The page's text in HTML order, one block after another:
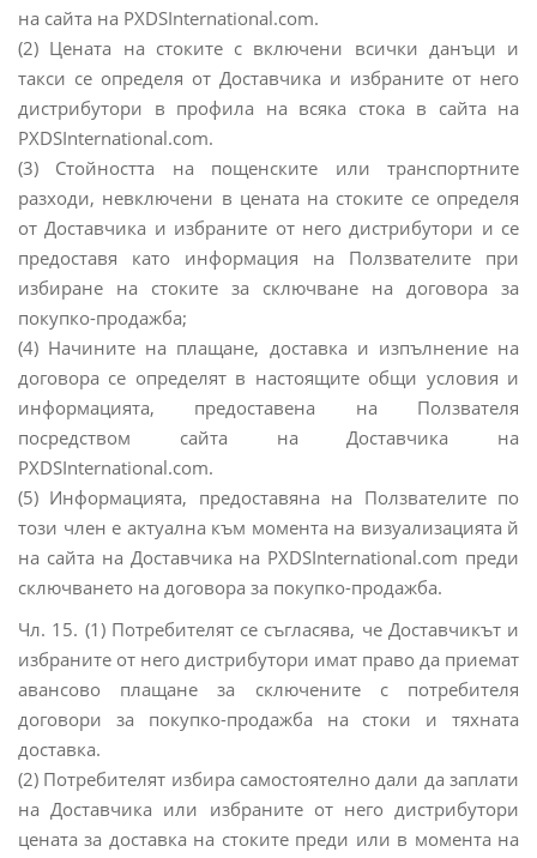
на сайта на PXDSInternational.com.
(2) Цената на стоките с включени всички данъци и
такси се определя от Доставчика и избраните от него
дистрибутори в профила на всяка стока в сайта на
PXDSInternational.com.
(3) Стойността на пощенските или транспортните
разходи, невключени в цената на стоките се определя
от Доставчика и избраните от него дистрибутори и се
предоставя като информация на Ползвателите при
избиране на стоките за сключване на договора за
покупко-продажба;
(4) Начините на плащане, доставка и изпълнение на
договора се определят в настоящите общи условия и
информацията, предоставена на Ползвателя
посредством сайта на Доставчика на
PXDSInternational.com.
(5) Информацията, предоставяна на Ползвателите по
този член е актуална към момента на визуализацията й
на сайта на Доставчика на PXDSInternational.com преди
сключването на договора за покупко-продажба.
Чл. 15. (1) Потребителят се съгласява, че Доставчикът и
избраните от него дистрибутори имат право да приемат
авансово плащане за сключените с потребителя
договори за покупко-продажба на стоки и тяхната
доставка.
(2) Потребителят избира самостоятелно дали да заплати
на Доставчика или избраните от него дистрибутори
цената за доставка на стоките преди или в момента на